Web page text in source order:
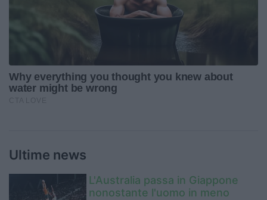
Ultime news
L'Australia passa in Giappone
nonostante l'uomo in meno